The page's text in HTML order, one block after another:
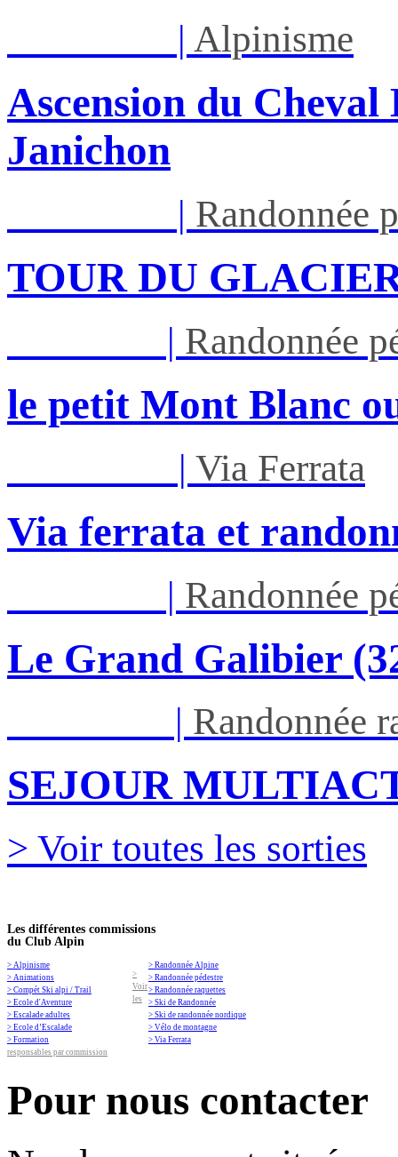
| Alpinisme
Ascension du
Janichon
| Randonnée
TOUR DU
| Randonnée
le petit Mont Blanc
| Via Ferrata
Via ferrata et
| Randonnée
Le Grand Galibier
| Randonnée
SEJOUR
> Voir toutes les sorties
Les différentes commissions
du Club Alpin
> Alpinisme
> Animations
> Compét Ski alpi / Trail
> Ecole d'Aventure
> Escalade adultes
> Ecole d’Escalade
> Formation
> Randonnée Alpine
> Randonnée pédestre
> Randonnée raquettes
> Ski de Randonnée
> Ski de randonnée nordique
> Vélo de montagne
> Via Ferrata
>
Voir
les
responsables par commission
Pour nous contacter